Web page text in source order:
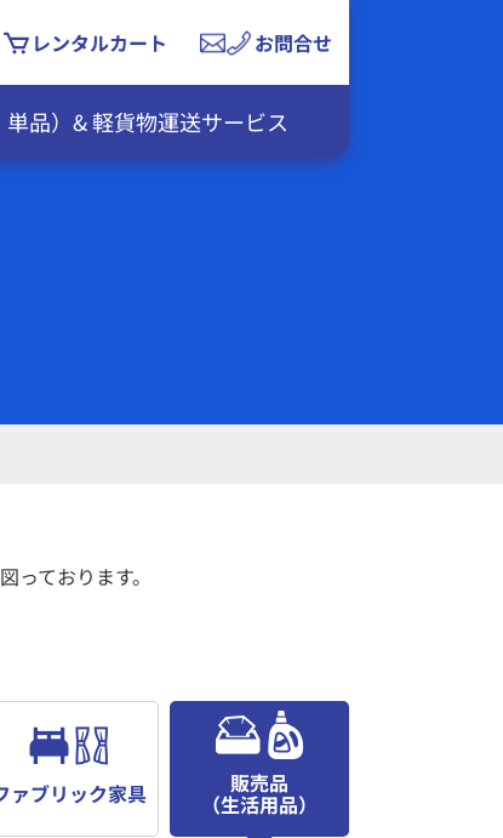
レンタルカート お問合せ
品）& 軽貨物運送サービス
ております。
ァブリック家具 販売品
（生活用品）